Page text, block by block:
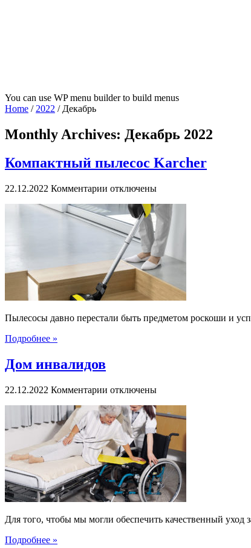
You can use WP menu builder to build menus
Home /2022 /Декабрь
Monthly Archives: Декабрь 2022
Компактный пылесос Karcher
22.12.2022 Комментарии к
Компактный
пылесос
Karcher
отключены
Пылесосы давно перестали быть предметом роскоши и
Подробнее »
Дом инвалидов
22.12.2022 Комментарии к
Дом
инвалидов
отключены
Для того, чтобы мы могли обеспечить качественный
Подробнее »